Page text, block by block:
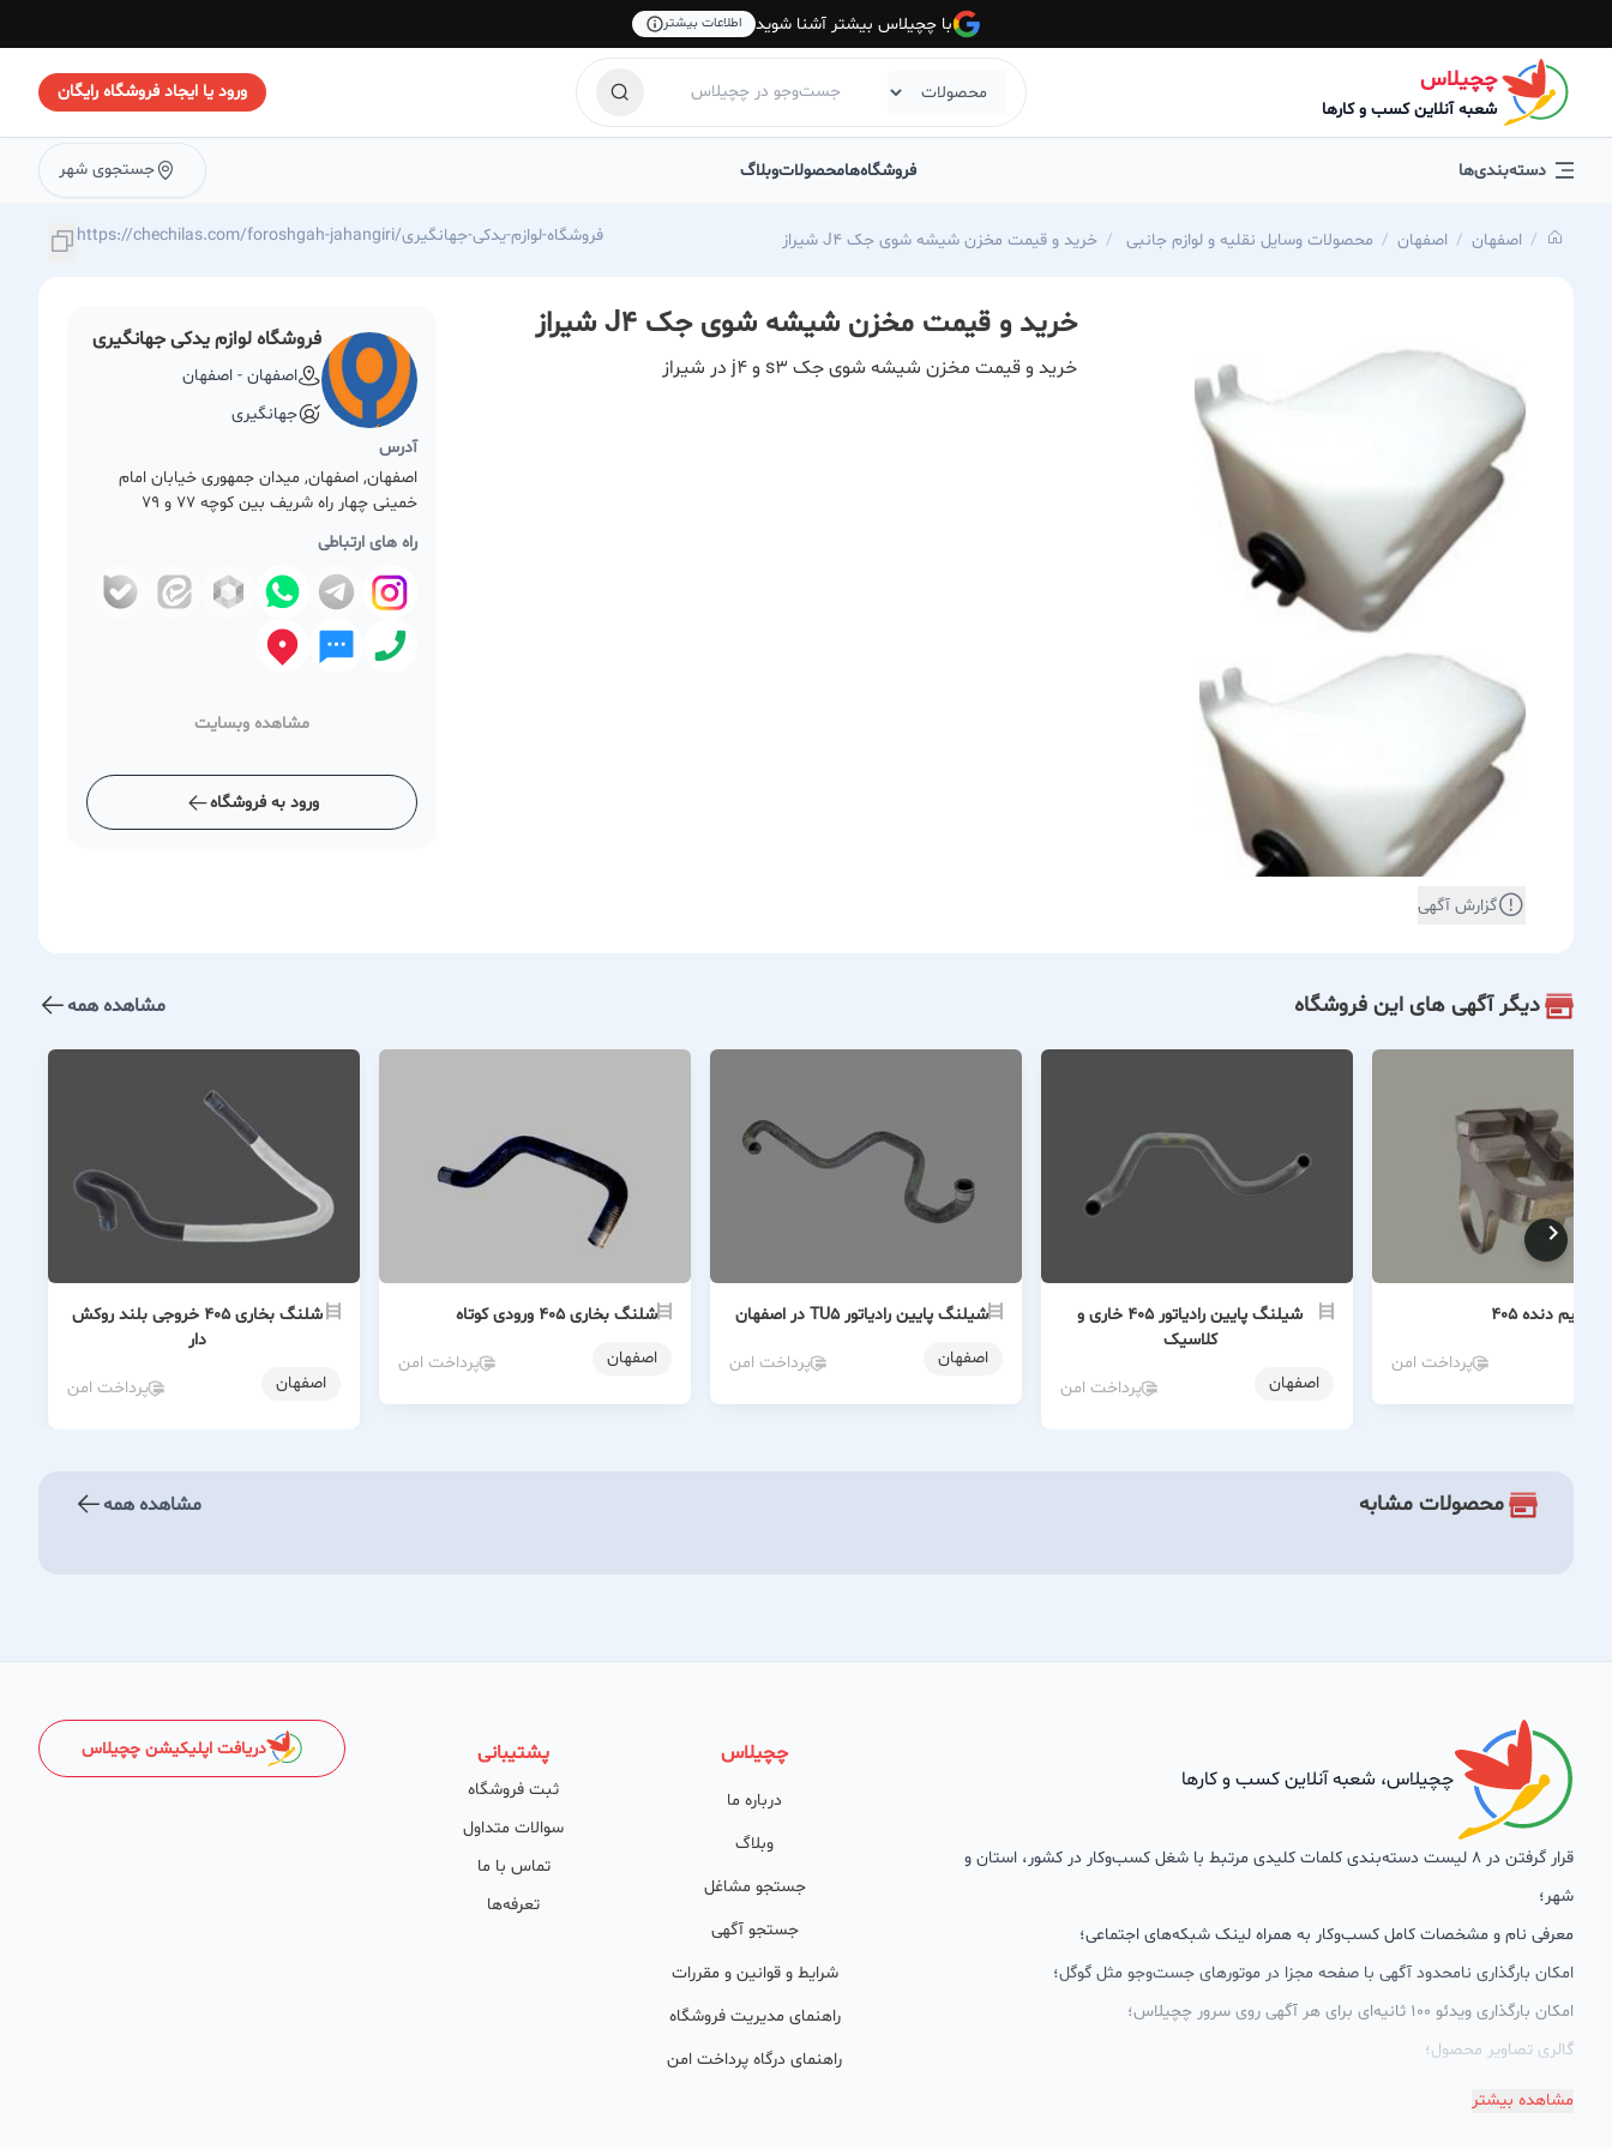
با چچیلاس بیشتر آشنا شوید اطلاعات بیشتر
چچیلاس
شعبه آنلاین کسب و کارها
ورود یا ایجاد فروشگاه رایگان
دسته‌بندی‌ها فروشگاه‌هامحصولاتوبلاگ جستجوی شهر
اصفهان اصفهان محصولات وسایل نقلیه و لوازم جانبی خرید و قیمت مخزن شیشه شوی جک J4 شیراز https://chechilas.com/foroshgah-jahangiri/فروشگاه-لوازم-یدکی-جهانگیری
گزارش آگهی
خرید و قیمت مخزن شیشه شوی جک J4 شیراز
خرید و قیمت مخزن شیشه شوی جک s3 و j4 در شیراز
فروشگاه لوازم یدکی جهانگیری
اصفهان - اصفهان
جهانگیری
آدرس
اصفهان, اصفهان, میدان جمهوری خیابان امام
خمینی چهار راه شریف بین کوچه 77 و 79
راه های ارتباطی
مشاهده وبسایت
ورود به فروشگاه
دیگر آگهی های این فروشگاه مشاهده همه
دنده ۴۰۵
پرداخت امن
شیلنگ پایین رادیاتور ۴۰۵ خاری و
کلاسیک
اصفهان
پرداخت امن
شیلنگ پایین رادیاتور TU5 در اصفهان
اصفهان
پرداخت امن
شلنگ بخاری ۴۰۵ ورودی کوتاه
اصفهان
پرداخت امن
شلنگ بخاری ۴۰۵ خروجی بلند روکش
دار
اصفهان
پرداخت امن
محصولات مشابه مشاهده همه
چچیلاس، شعبه آنلاین کسب و کارها
قرار گرفتن در 8 لیست دسته‌بندی کلمات کلیدی مرتبط با شغل کسب‌وکار در کشور، استان و
شهر؛
معرفی نام و مشخصات کامل کسب‌وکار به همراه لینک شبکه‌های اجتماعی؛
امکان بارگذاری نامحدود آگهی با صفحه مجزا در موتورهای جست‌وجو مثل گوگل؛
امکان بارگذاری ویدئو 100 ثانیه‌ای برای هر آگهی روی سرور چچیلاس؛
گالری تصاویر محصول؛
امکان دسته‌بندی آگهی‌ها
مشاهده بیشتر
چچیلاس
درباره ما
وبلاگ
جستجو مشاغل
جستجو آگهی
شرایط و قوانین و مقررات
راهنمای مدیریت فروشگاه
راهنمای درگاه پرداخت امن
پشتیبانی
ثبت فروشگاه
سوالات متداول
تماس با ما
تعرفه‌ها
دریافت اپلیکیشن چچیلاس